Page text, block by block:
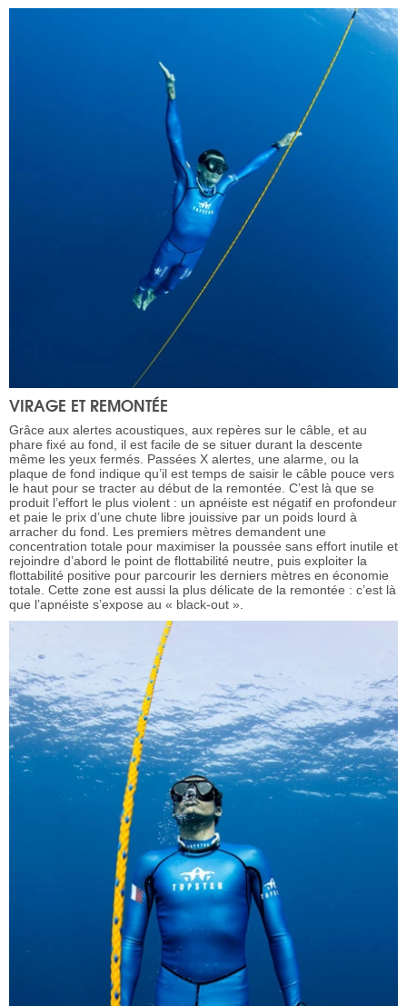
VIRAGE ET REMONTÉE
Grâce aux alertes acoustiques, aux repères sur le câble, et au
phare fixé au fond, il est facile de se situer durant la descente
même les yeux fermés. Passées X alertes, une alarme, ou la
plaque de fond indique qu’il est temps de saisir le câble pouce vers
le haut pour se tracter au début de la remontée. C’est là que se
produit l’effort le plus violent : un apnéiste est négatif en profondeur
et paie le prix d’une chute libre jouissive par un poids lourd à
arracher du fond. Les premiers mètres demandent une
concentration totale pour maximiser la poussée sans effort inutile et
rejoindre d’abord le point de flottabilité neutre, puis exploiter la
flottabilité positive pour parcourir les derniers mètres en économie
totale. Cette zone est aussi la plus délicate de la remontée : c’est là
que l’apnéiste s’expose au « black-out ».